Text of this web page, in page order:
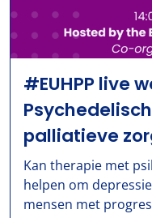
#EUHPP live
palliatieve
Kan therapie met
helpen om
mensen met